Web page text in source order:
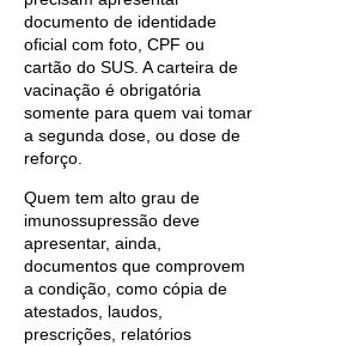
documento de identidade
oficial com foto, CPF ou
cartão do SUS. A carteira de
vacinação é obrigatória
somente para quem vai tomar
a segunda dose, ou dose de
reforço.
Quem tem alto grau de
imunossupressão deve
apresentar, ainda,
documentos que comprovem
a condição, como cópia de
atestados, laudos,
prescrições, relatórios